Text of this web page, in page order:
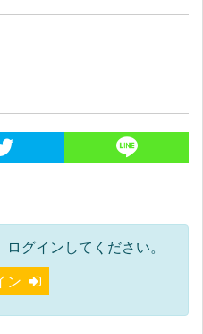
グインしてください。
ン